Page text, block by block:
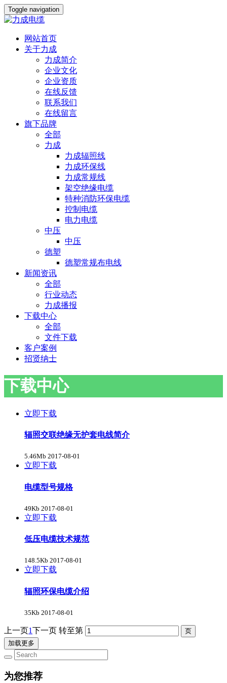
Toggle navigation
网站首页
关于力成
力成简介
企业文化
企业资质
在线反馈
联系我们
在线留言
旗下品牌
全部
力成
力成辐照线
力成环保线
力成常规线
架空绝缘电缆
特种消防环保电缆
控制电缆
电力电缆
中压
中压
德塑
德塑常规布电线
新闻资讯
全部
行业动态
力成播报
下载中心
全部
文件下载
客户案例
招贤纳士
下载中心
立即下载
辐照交联绝缘无护套电线简介
5.46Mb 2017-08-01
立即下载
电缆型号规格
49Kb 2017-08-01
立即下载
低压电缆技术规范
148.5Kb 2017-08-01
立即下载
辐照环保电缆介绍
35Kb 2017-08-01
上一页1下一页 转至第
加载更多
为您推荐